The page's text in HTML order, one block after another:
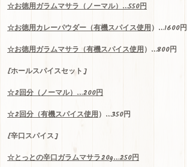
☆お徳用ガラムマサラ（ノーマル）…550円
☆お徳用カレーパウダー（有機スパイス使用）…1600円
☆お徳用ガラムマサラ（有機スパイス使用）…800円
[ホールスパイスセット]
☆2回分（ノーマル）…200円
☆2回分（有機スパイス使用）…350円
[辛口スパイス]
☆とっとの辛口ガラムマサラ20g…250円